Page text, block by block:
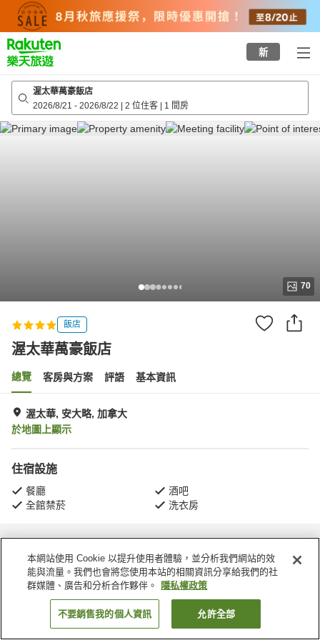
top
page
新
渥太華萬豪飯店
2026/8/21 - 2026/8/22 | 2 位住客 | 1 間房
70
飯店
渥太華萬豪飯店
總覽 客房與方案 評語 基本資訊
渥太華, 安大略, 加拿大
於地圖上顯示
住宿設施
餐廳
酒吧
全館禁菸
洗衣房
首頁 加拿大 安大略 渥太華 渥太華萬豪飯店
找客房
本網站使用 Cookie 以提升使用者體驗，並分析我們網站的效
能與流量。我們也會將您使用本站的相關資訊分享給我們的社
群媒體、廣告和分析合作夥伴。
隱私權政策
不要銷售我的個人資訊 允許全部